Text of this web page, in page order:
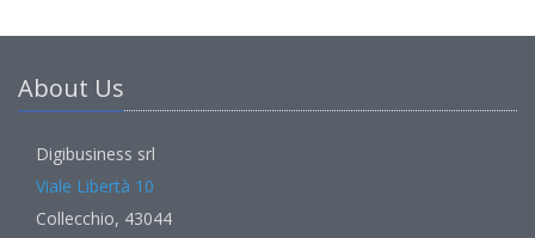
About Us
Digibusiness srl
Viale Libertà 10
Collecchio, 43044